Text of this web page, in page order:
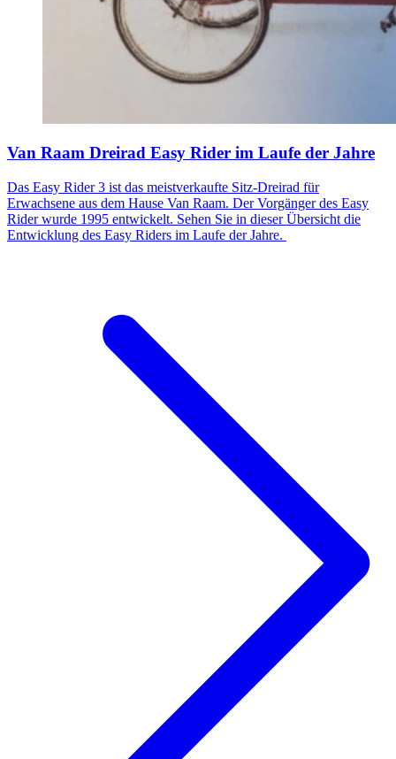
Van Raam Dreirad Easy Rider im Laufe der Jahre
Das Easy Rider 3 ist das meistverkaufte Sitz-Dreirad für
Erwachsene aus dem Hause Van Raam. Der Vorgänger des Easy
Rider wurde 1995 entwickelt. Sehen Sie in dieser Übersicht die
Entwicklung des Easy Riders im Laufe der Jahre.